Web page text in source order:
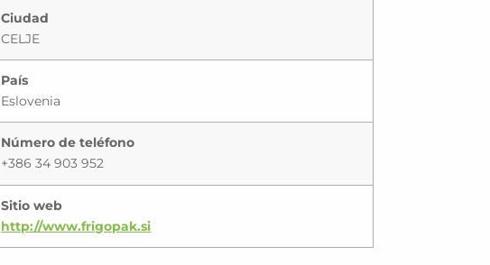
Ciudad
CELJE
País
Eslovenia
Número de teléfono
+386 34 903 952
Sitio web
http://www.frigopak.si